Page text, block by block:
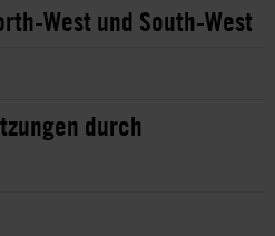
West und South-West
durch